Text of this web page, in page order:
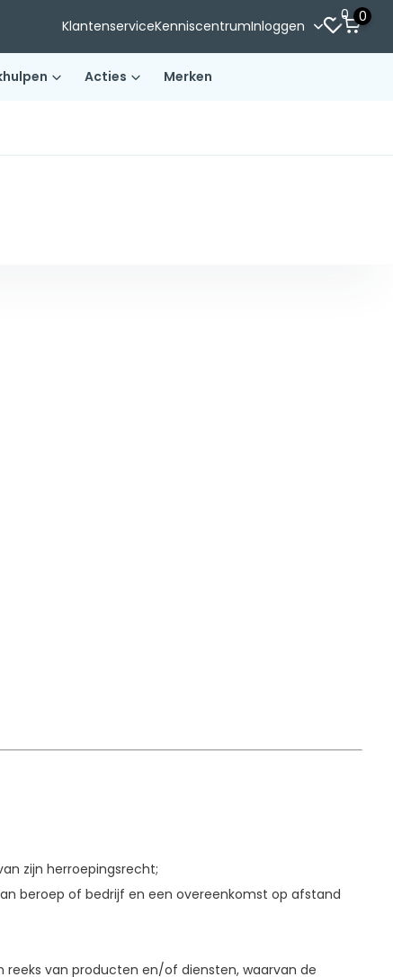
KlantenserviceKenniscentrumInloggen
0 0
Acties Merken
zijn herroepingsrecht;
beroep of bedrijf en een overeenkomst op afstand
van producten en/of diensten, waarvan de